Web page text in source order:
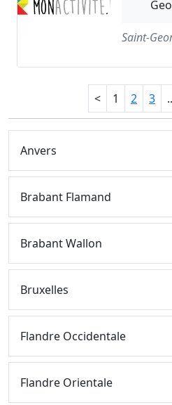
Saint-
< 1 2 3
Anvers
Brabant Flamand
Brabant Wallon
Bruxelles
Flandre Occidentale
Flandre Orientale